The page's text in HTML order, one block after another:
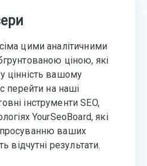
цими аналітичними
ціною, які
цінність вашому
перейти на наші
інструменти SEO,
YourSeoBoard, які
просуванню ваших
відчутні результати.